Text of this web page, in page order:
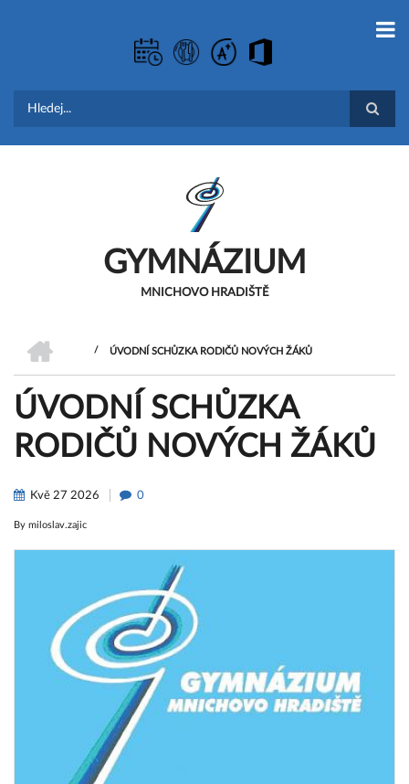
GYMNÁZIUM
MNICHOVO HRADIŠTĚ
DROBEČKOVÁ
NAVIGACE
/ ÚVODNÍ SCHŮZKA RODIČŮ NOVÝCH ŽÁKŮ
ÚVODNÍ SCHŮZKA
RODIČŮ NOVÝCH ŽÁKŮ
Kvě 27 2026 0
By miloslav.zajic